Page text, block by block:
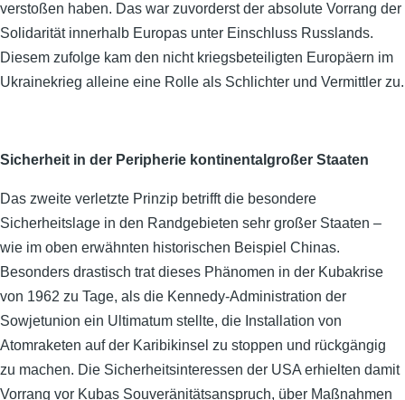
verstoßen haben. Das war zuvorderst der absolute Vorrang der
Solidarität innerhalb Europas unter Einschluss Russlands.
Diesem zufolge kam den nicht kriegsbeteiligten Europäern im
Ukrainekrieg alleine eine Rolle als Schlichter und Vermittler zu.
Sicherheit in der Peripherie kontinentalgroßer Staaten
Das zweite verletzte Prinzip betrifft die besondere
Sicherheitslage in den Randgebieten sehr großer Staaten –
wie im oben erwähnten historischen Beispiel Chinas.
Besonders drastisch trat dieses Phänomen in der Kubakrise
von 1962 zu Tage, als die Kennedy-Administration der
Sowjetunion ein Ultimatum stellte, die Installation von
Atomraketen auf der Karibikinsel zu stoppen und rückgängig
zu machen. Die Sicherheitsinteressen der USA erhielten damit
Vorrang vor Kubas Souveränitätsanspruch, über Maßnahmen